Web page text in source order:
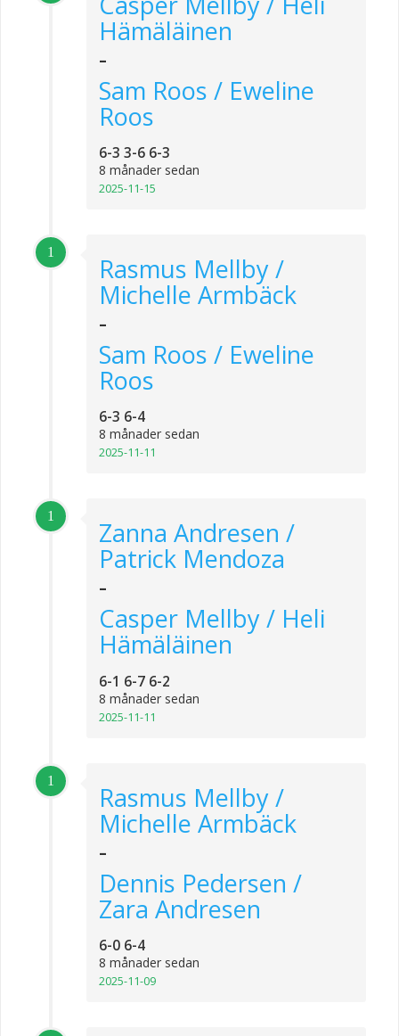
Hämäläinen
-
Sam Roos / Eweline
Roos
6-3 3-6 6-3
8 månader sedan
2025-11-15
1
Rasmus Mellby /
Michelle Armbäck
-
Sam Roos / Eweline
Roos
6-3 6-4
8 månader sedan
2025-11-11
1
Zanna Andresen /
Patrick Mendoza
-
Casper Mellby / Heli
Hämäläinen
6-1 6-7 6-2
8 månader sedan
2025-11-11
1
Rasmus Mellby /
Michelle Armbäck
-
Dennis Pedersen /
Zara Andresen
6-0 6-4
8 månader sedan
2025-11-09